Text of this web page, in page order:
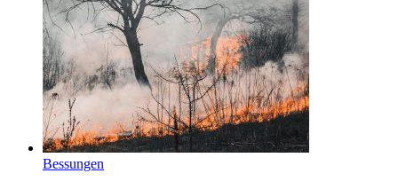
Bessungen